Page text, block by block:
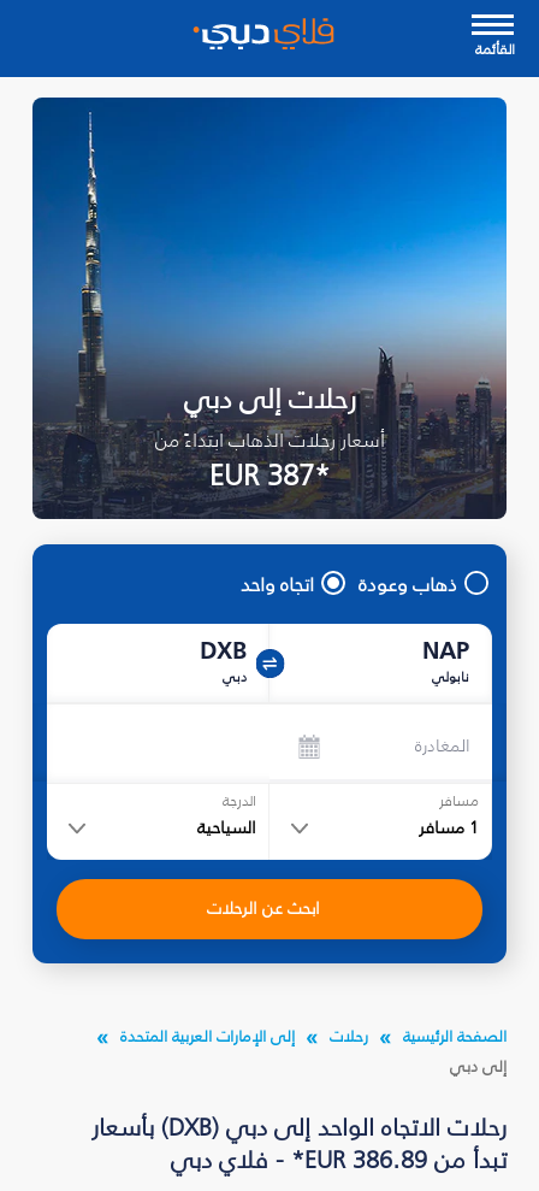
القأئمة
رحلات إلى دبي
أسعار رحلات الذهاب ابتداءً من
*EUR 387
ذهاب وعودة اتجاه واحد
NAP
نابولي
DXB
دبي
المغادرة
مسافر
1 مسافر
الدرجة
السياحية
ابحث عن الرحلات
الصفحة الرئيسية رحلات
إلى الإمارات العربية المتحدة
إلى دبي
رحلات الاتجاه الواحد إلى دبي (DXB) بأسعار
تبدأ من EUR 386.89* - فلاي دبي